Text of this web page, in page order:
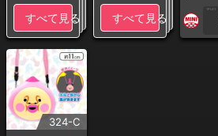
すべて見る すべて見る
1PLAY
324-C